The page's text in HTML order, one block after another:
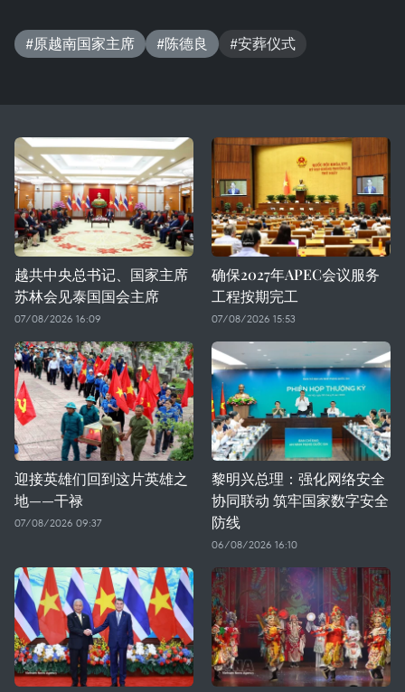
#原越南国家主席 #陈德良 #安葬仪式
越共中央总书记、国家主席
苏林会见泰国国会主席
07/08/2026 16:09
确保2027年APEC会议服务
工程按期完工
07/08/2026 15:53
迎接英雄们回到这片英雄之
地——干禄
07/08/2026 09:37
黎明兴总理：强化网络安全
协同联动 筑牢国家数字安全
防线
06/08/2026 16:10